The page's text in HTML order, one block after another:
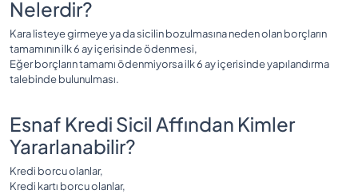
Nelerdir?
Kara listeye girmeye ya da sicilin bozulmasına neden olan borçların
tamamının ilk 6 ay içerisinde ödenmesi,
Eğer borçların tamamı ödenmiyorsa ilk 6 ay içerisinde yapılandırma
talebinde bulunulması.
Esnaf Kredi Sicil Affından Kimler
Yararlanabilir?
Kredi borcu olanlar,
Kredi kartı borcu olanlar,